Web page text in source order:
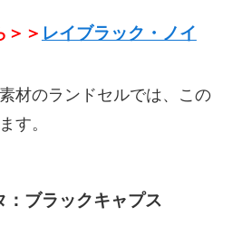
＞ レイブラック・ノイ
材のランドセルでは、この
す。
：ブラックキャプス